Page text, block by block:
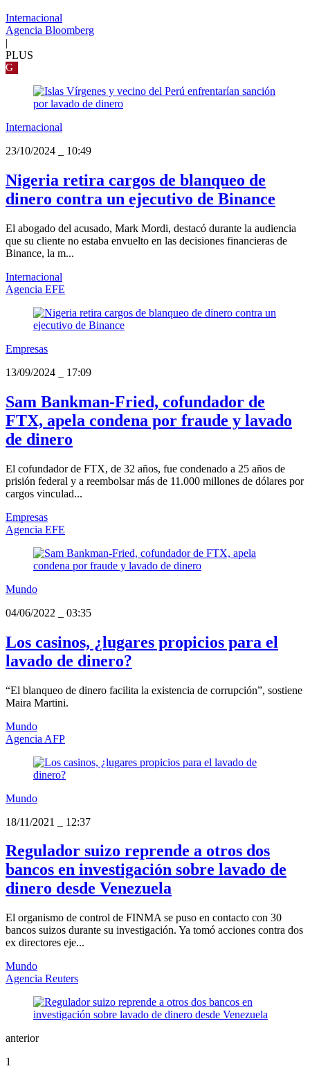
Internacional
Agencia Bloomberg
|
PLUS
G
Internacional
23/10/2024
10:49
Nigeria retira cargos de blanqueo de
dinero contra un ejecutivo de Binance
El abogado del acusado, Mark Mordi, destacó durante la audiencia
que su cliente no estaba envuelto en las decisiones financieras de
Binance, la m...
Internacional
Agencia EFE
Empresas
13/09/2024
17:09
Sam Bankman-Fried, cofundador de
FTX, apela condena por fraude y lavado
de dinero
El cofundador de FTX, de 32 años, fue condenado a 25 años de
prisión federal y a reembolsar más de 11.000 millones de dólares por
cargos vinculad...
Empresas
Agencia EFE
Mundo
04/06/2022
03:35
Los casinos, ¿lugares propicios para el
lavado de dinero?
“El blanqueo de dinero facilita la existencia de corrupción”, sostiene
Maira Martini.
Mundo
Agencia AFP
Mundo
18/11/2021
12:37
Regulador suizo reprende a otros dos
bancos en investigación sobre lavado de
dinero desde Venezuela
El organismo de control de FINMA se puso en contacto con 30
bancos suizos durante su investigación. Ya tomó acciones contra dos
ex directores eje...
Mundo
Agencia Reuters
anterior
1